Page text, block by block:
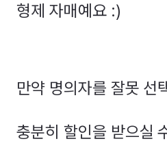
형제 자매예요 :)
만약 명의자를 잘못 선
충분히 할인을 받으실